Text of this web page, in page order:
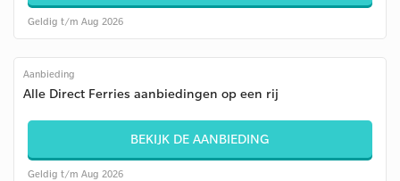
Geldig t/m Aug 2026
Aanbieding
Alle Direct Ferries aanbiedingen op een rij
BEKIJK DE AANBIEDING
Geldig t/m Aug 2026